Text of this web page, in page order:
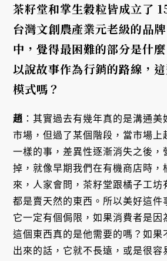
茶籽堂和掌生穀粒皆成立了
台灣文創農產業元老級的品
中，覺得最困難的部分是什
以說故事作為行銷的路線，
模式嗎？
趙 ：其實過去有幾年真的是溝通美
市場，但過了某個階段，當市場上
一樣的事，差異性逐漸消失之後，
掉，就像早期我們在有機商店時，
來，人家會問，茶籽堂跟橘子工坊
都是賣天然的東西。所以美好這件
它一定有個侷限，如果消費者是因
這個東西真的是他需要的嗎？如果
出來的話，它就不長遠，或是很容